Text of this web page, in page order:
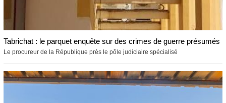
Tabrichat : le parquet enquête sur des crimes de guerre présumés
Le procureur de la République près le pôle judiciaire spécialisé